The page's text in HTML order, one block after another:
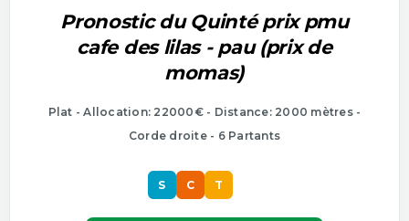
Pronostic du Quinté prix pmu
cafe des lilas - pau (prix de
momas)
Plat - Allocation: 22000€ - Distance: 2000 mètres -
Corde droite - 6 Partants
S C T